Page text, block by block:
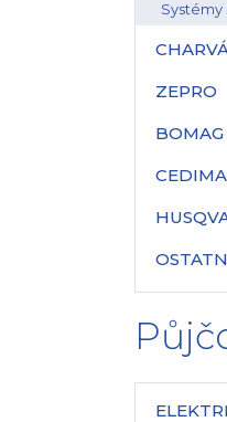
ZEPRO
BOMAG
CEDIMA